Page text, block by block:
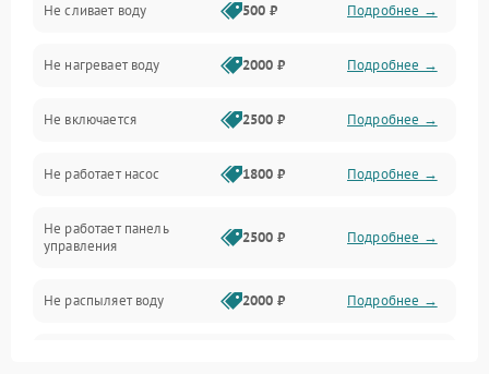
Электропитание
Датчики
Нагрев
Вода
Гигиена
Программное обеспечение
Не сливает воду 500 ₽ Подробнее →
Не нагревает воду 2000 ₽ Подробнее →
Не включается 2500 ₽ Подробнее →
Не работает насос 1800 ₽ Подробнее →
Не работает панель
управления
2500 ₽ Подробнее →
Не распыляет воду 2000 ₽ Подробнее →